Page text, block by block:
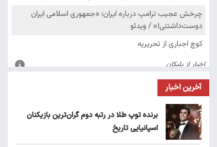
آخرین اخبار
برنده توپ طلا در رتبه دوم گران‌ترین بازیکنان
اسپانیایی تاریخ